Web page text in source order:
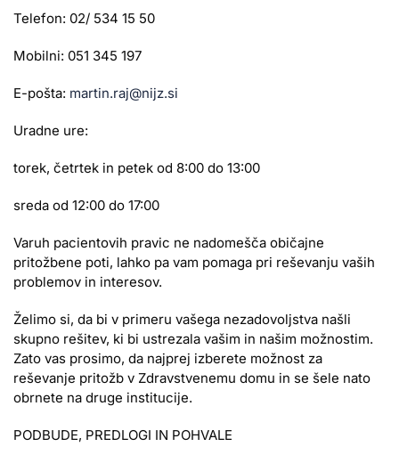
Telefon: 02/ 534 15 50
Mobilni: 051 345 197
E-pošta: martin.raj@nijz.si
Uradne ure:
torek, četrtek in petek od 8:00 do 13:00
sreda od 12:00 do 17:00
Varuh pacientovih pravic ne nadomešča običajne
pritožbene poti, lahko pa vam pomaga pri reševanju vaših
problemov in interesov.
Želimo si, da bi v primeru vašega nezadovoljstva našli
skupno rešitev, ki bi ustrezala vašim in našim možnostim.
Zato vas prosimo, da najprej izberete možnost za
reševanje pritožb v Zdravstvenemu domu in se šele nato
obrnete na druge institucije.
PODBUDE, PREDLOGI IN POHVALE